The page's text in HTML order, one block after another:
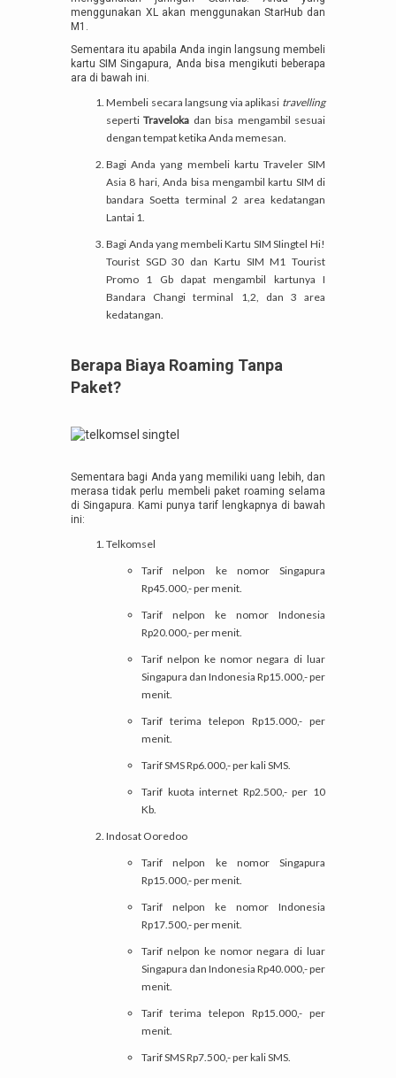
menggunakan XL akan menggunakan StarHub dan
M1.
Sementara itu apabila Anda ingin langsung membeli
kartu SIM Singapura, Anda bisa mengikuti beberapa
ara di bawah ini.
Membeli secara langsung via aplikasi travelling
sepertiTraveloka dan bisa mengambil sesuai
dengan tempat ketika Anda memesan.
Bagi Anda yang membeli kartu Traveler SIM
Asia 8 hari, Anda bisa mengambil kartu SIM di
bandara Soetta terminal 2 area kedatangan
Lantai 1.
Bagi Anda yang membeli Kartu SIM SIingtel Hi!
Tourist SGD 30 dan Kartu SIM M1 Tourist
Promo 1 Gb dapat mengambil kartunya I
Bandara Changi terminal 1,2, dan 3 area
kedatangan.
Berapa Biaya Roaming Tanpa
Paket?
Sementara bagi Anda yang memiliki uang lebih, dan
merasa tidak perlu membeli paket roaming selama
di Singapura. Kami punya tarif lengkapnya di bawah
ini:
Telkomsel
Tarif nelpon ke nomor Singapura
Rp45.000,- per menit.
Tarif nelpon ke nomor Indonesia
Rp20.000,- per menit.
Tarif nelpon ke nomor negara di luar
Singapura dan Indonesia Rp15.000,- per
menit.
Tarif terima telepon Rp15.000,- per
menit.
Tarif SMS Rp6.000,- per kali SMS.
Tarif kuota internet Rp2.500,- per 10
Kb.
Indosat Ooredoo
Tarif nelpon ke nomor Singapura
Rp15.000,- per menit.
Tarif nelpon ke nomor Indonesia
Rp17.500,- per menit.
Tarif nelpon ke nomor negara di luar
Singapura dan Indonesia Rp40.000,- per
menit.
Tarif terima telepon Rp15.000,- per
menit.
Tarif SMS Rp7.500,- per kali SMS.